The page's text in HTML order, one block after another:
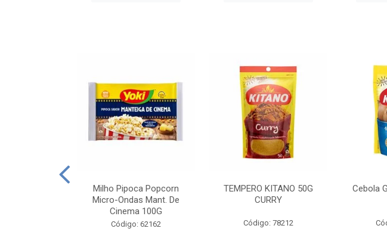
Milho Pipoca Popcorn
Micro-Ondas Mant. De
Cinema 100G
Código: 62162
TEMPERO KITANO 50G
CURRY
Código: 78212
Cebola